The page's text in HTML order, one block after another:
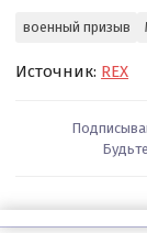
военный призыв
Источник: REX